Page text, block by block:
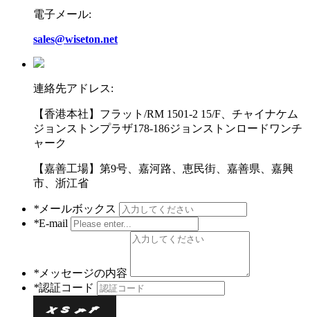
電子メール:
sales@wiseton.net
連絡先アドレス:
【香港本社】フラット/RM 1501-2 15/F、チャイナケム
ジョンストンプラザ178-186ジョンストンロードワンチ
ャーク
【嘉善工場】第9号、嘉河路、恵民街、嘉善県、嘉興
市、浙江省
* メールボックス
*E-mail
* メッセージの内容
*認証コード